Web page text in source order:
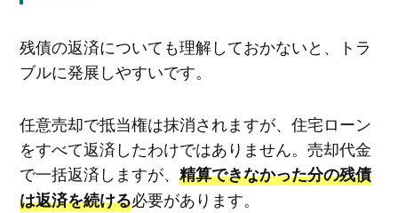
残債の返済についても理解しておかないと、トラ
ブルに発展しやすいです。
任意売却で抵当権は抹消されますが、住宅ローン
をすべて返済したわけではありません。売却代金
で一括返済しますが、 精算できなかった分の残債
は返済を続ける必要があります。